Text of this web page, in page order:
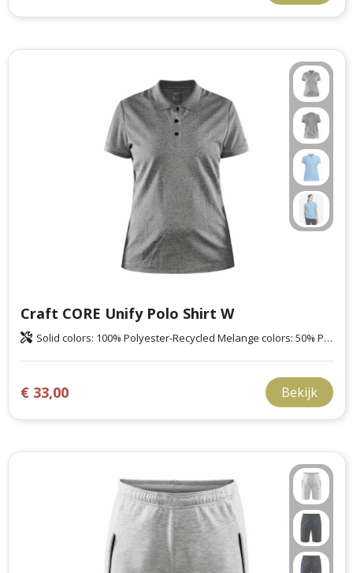
Craft CORE Unify Polo Shirt W
Solid colors: 100% Polyester-Recycled Melange colors: 50% Polyester Recycled 50% Polyester
€ 33,00 Bekijk